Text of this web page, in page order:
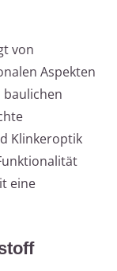
von
Aspekten
baulichen
Klinkeroptik
eine